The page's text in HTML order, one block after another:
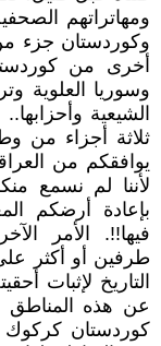
ومهاتراتهم
وكوردستان جزء
أخرى من
وسوريا العلوية
الشيعية
ثلاثة أجزاء من
يوافقكم من
لأننا لم نسمع
بإعادة أرضكم
فيها!!. الأمر
طرفين أو أكثر
التاريخ لإثبات
عن هذه المناطق
كوردستان كركوك